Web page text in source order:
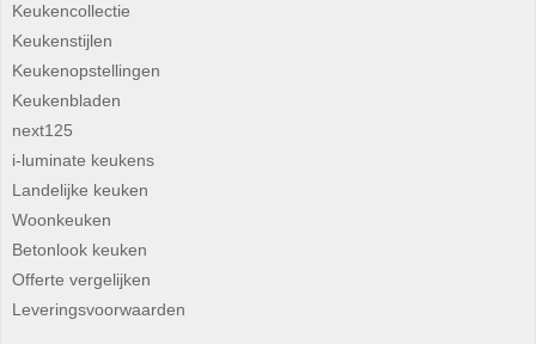
Keukencollectie
Keukenstijlen
Keukenopstellingen
Keukenbladen
next125
i-luminate keukens
Landelijke keuken
Woonkeuken
Betonlook keuken
Offerte vergelijken
Leveringsvoorwaarden